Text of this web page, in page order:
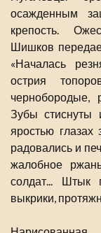
осажденным
крепость.
Шишков
«Началась
острия
чернобородые,
Зубы стиснуты
яростью
радовались и
жалобное
солдат... Штык
выкрики,